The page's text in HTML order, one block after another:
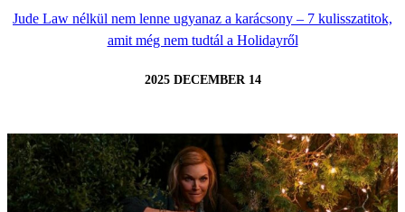
Jude Law nélkül nem lenne ugyanaz a karácsony – 7 kulisszatitok,
amit még nem tudtál a Holidayről
2025 DECEMBER 14